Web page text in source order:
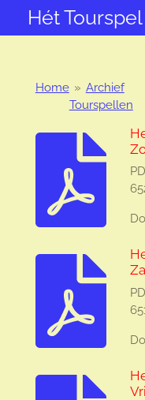
direct
hoofdinhoud
Hét
Home » Archief
Tourspellen